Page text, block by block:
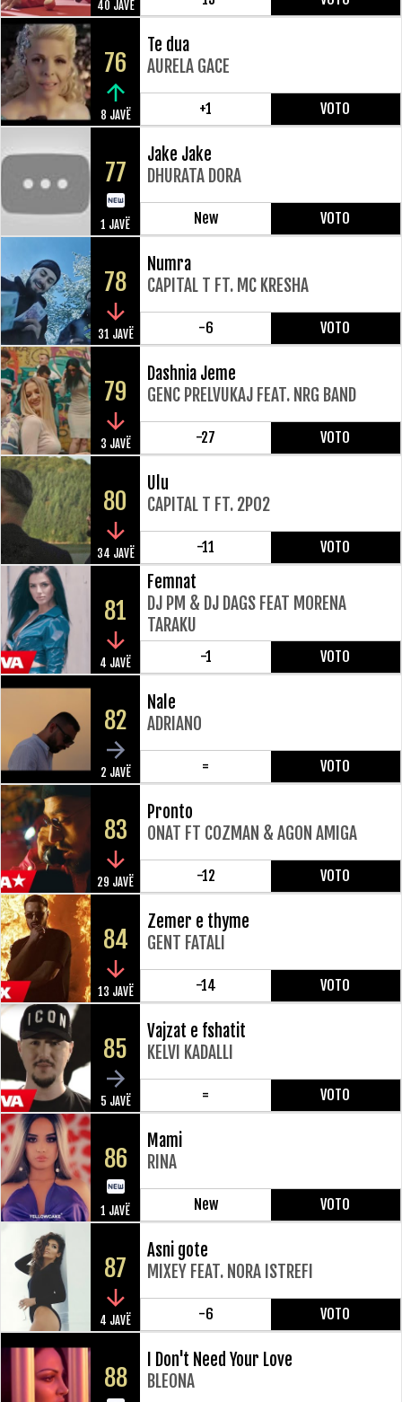
40 JAVË
76
8 JAVË
Te dua
AURELA GACE
+1 VOTO
77
1 JAVË
Jake Jake
DHURATA DORA
New VOTO
78
31 JAVË
Numra
CAPITAL T FT. MC KRESHA
-6 VOTO
79
3 JAVË
Dashnia Jeme
GENC PRELVUKAJ FEAT. NRG BAND
-27 VOTO
80
34 JAVË
Ulu
CAPITAL T FT. 2PO2
-11 VOTO
81
4 JAVË
Femnat
DJ PM & DJ DAGS FEAT MORENA
TARAKU
-1 VOTO
82
2 JAVË
Nale
ADRIANO
= VOTO
83
29 JAVË
Pronto
ONAT FT COZMAN & AGON AMIGA
-12 VOTO
84
13 JAVË
Zemer e thyme
GENT FATALI
-14 VOTO
85
5 JAVË
Vajzat e fshatit
KELVI KADALLI
= VOTO
86
1 JAVË
Mami
RINA
New VOTO
87
4 JAVË
Asni gote
MIXEY FEAT. NORA ISTREFI
-6 VOTO
88
I Don't Need Your Love
BLEONA